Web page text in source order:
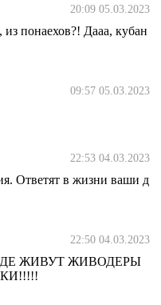
20:09 05.03.2023
из понаехов?! Дааа, кубан
09:57 05.03.2023
22:53 04.03.2023
Ответят в жизни ваши д
22:50 04.03.2023
ЖИВУТ ЖИВОДЕРЫ